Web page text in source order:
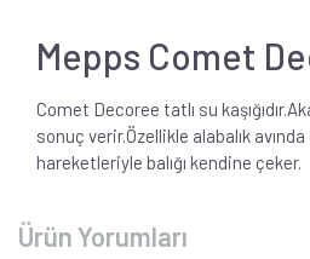
Mepps Comet
Comet Decoree tatlı su
sonuç verir.Özellikle alabalık
hareketleriyle balığı kendine çeker.
Ürün Yorumları